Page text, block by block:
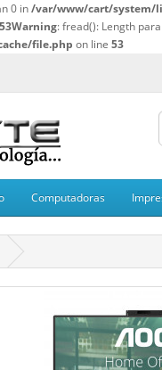
0 in/var/www/cart/system/
53Warning: fread(): Length
file.php on line 53
Computadoras